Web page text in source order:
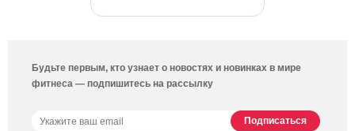
Будьте первым, кто узнает о новостях и новинках в мире
фитнеса — подпишитесь на рассылку